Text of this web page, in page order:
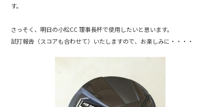
す。
さっそく、明日の小松CC 理事長杯で使用したいと思います。
試打報告（スコアも合わせて）いたしますので、お楽しみに・・・・